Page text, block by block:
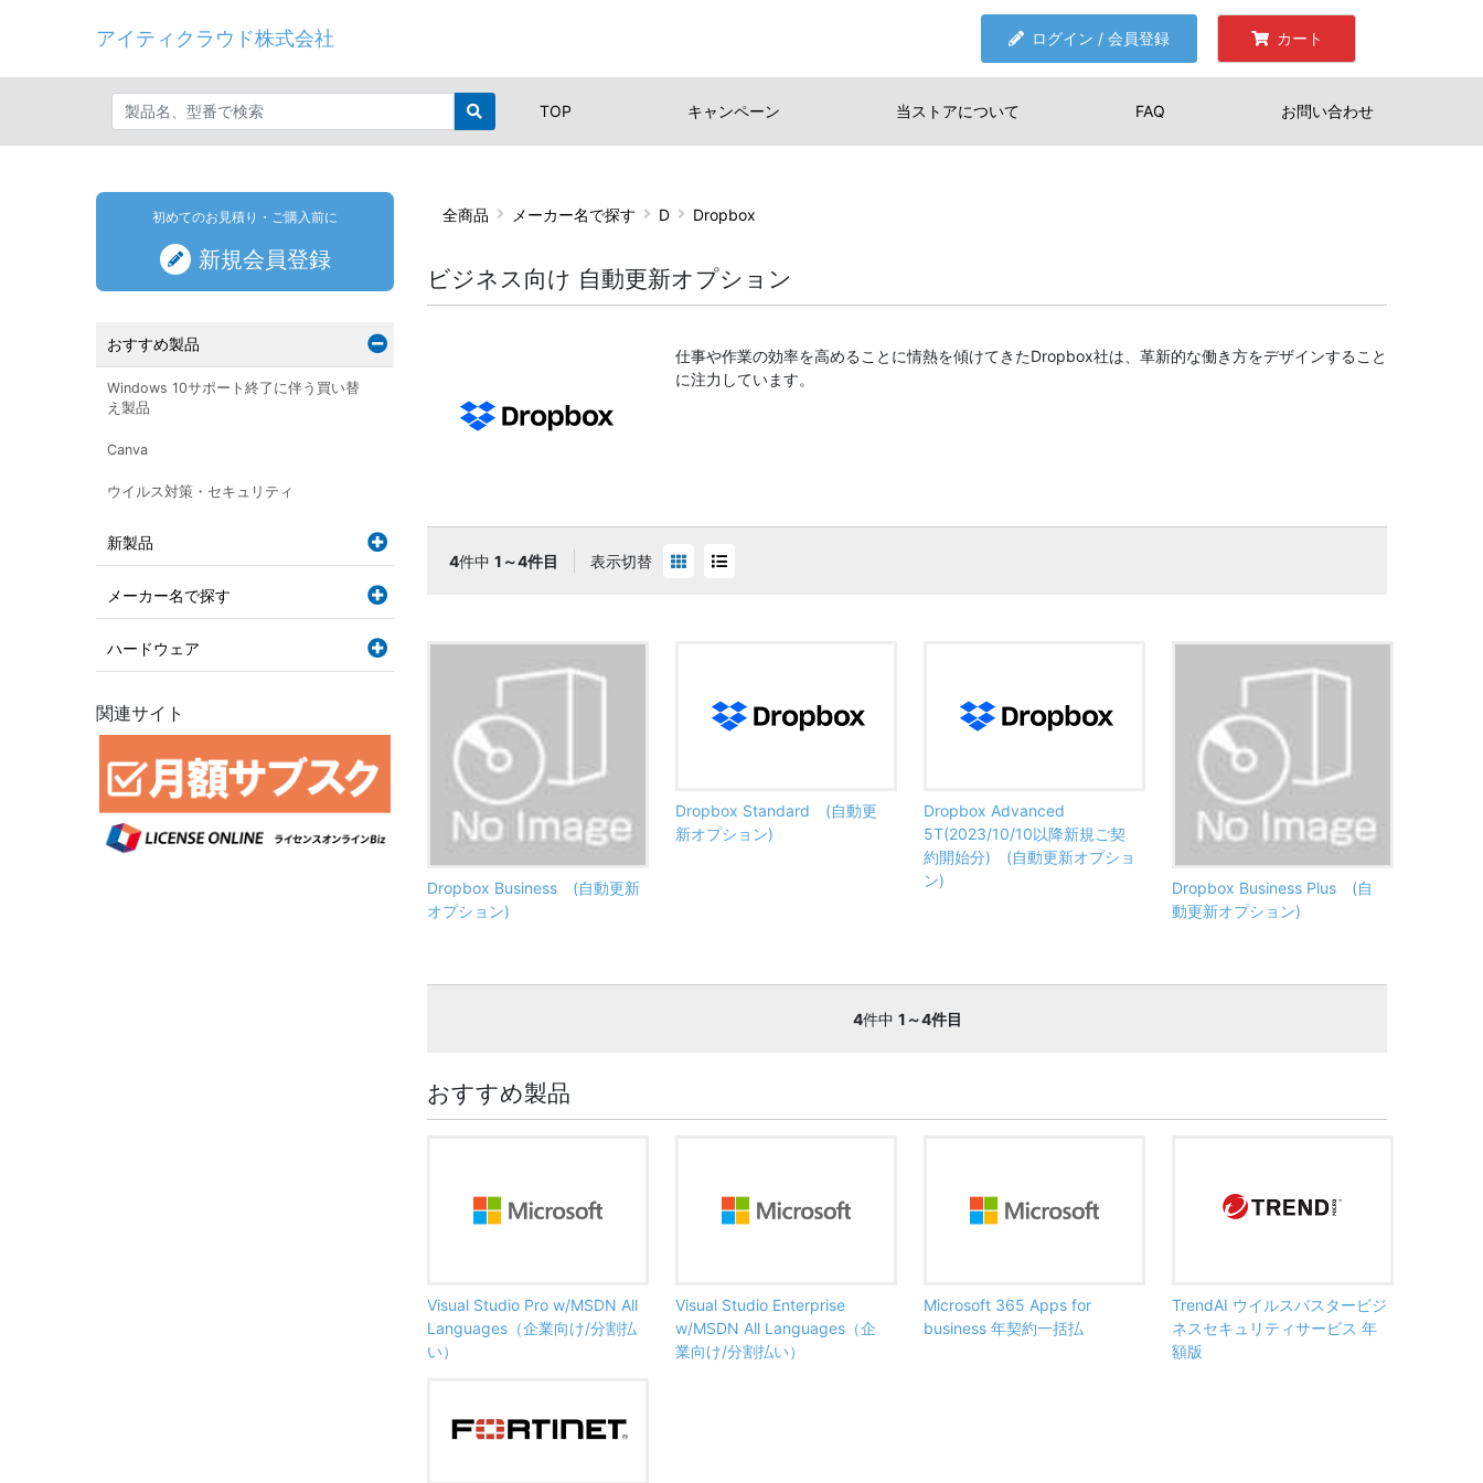
アイティクラウド株式会社 ログイン / 会員登録 カート
TOP キャンペーン 当ストアについて FAQ お問い合わせ
全商品 メーカー名で探す D Dropbox
ビジネス向け 自動更新オプション
仕事や作業の効率を高めることに情熱を傾けてきたDropbox社は、革新的な働き方をデザインすること
に注力しています。
4件中 1～4件目 表示切替
Dropbox Business (自動更新
オプション)
Dropbox Standard (自動更
新オプション)
Dropbox Advanced
5T(2023/10/10以降新規ご契
約開始分) (自動更新オプショ
ン)
Dropbox Business Plus (自
動更新オプション)
4件中 1～4件目
おすすめ製品
Visual Studio Pro w/MSDN All
Languages（企業向け/分割払
い）
Visual Studio Enterprise
w/MSDN All Languages（企
業向け/分割払い）
Microsoft 365 Apps for
business 年契約一括払
TrendAI ウイルスバスタービジ
ネスセキュリティサービス 年
額版
初めてのお見積り・ご購入前に
新規会員登録
おすすめ製品
Windows 10サポート終了に伴う買い替
え製品
Canva
ウイルス対策・セキュリティ
新製品
メーカー名で探す
ハードウェア
関連サイト